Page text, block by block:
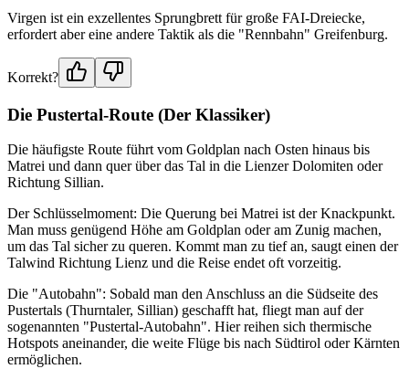
Virgen ist ein exzellentes Sprungbrett für große FAI-Dreiecke,
erfordert aber eine andere Taktik als die "Rennbahn" Greifenburg.
Korrekt?
Die Pustertal-Route (Der Klassiker)
Die häufigste Route führt vom Goldplan nach Osten hinaus bis
Matrei und dann quer über das Tal in die Lienzer Dolomiten oder
Richtung Sillian.
Der Schlüsselmoment: Die Querung bei Matrei ist der Knackpunkt.
Man muss genügend Höhe am Goldplan oder am Zunig machen,
um das Tal sicher zu queren. Kommt man zu tief an, saugt einen der
Talwind Richtung Lienz und die Reise endet oft vorzeitig.
Die "Autobahn": Sobald man den Anschluss an die Südseite des
Pustertals (Thurntaler, Sillian) geschafft hat, fliegt man auf der
sogenannten "Pustertal-Autobahn". Hier reihen sich thermische
Hotspots aneinander, die weite Flüge bis nach Südtirol oder Kärnten
ermöglichen.